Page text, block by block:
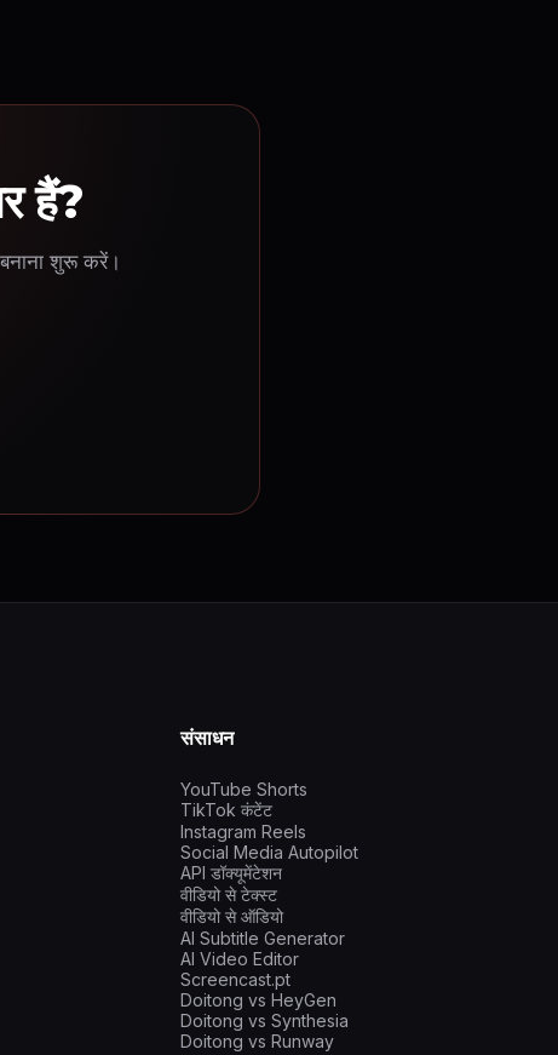
हैं?
शुरू करें।
संसाधन
YouTube Shorts
TikTok कंटेंट
Instagram Reels
Social Media Autopilot
API डॉक्यूमेंटेशन
वीडियो से टेक्स्ट
वीडियो से ऑडियो
AI Subtitle Generator
AI Video Editor
Screencast.pt
Doitong vs HeyGen
Doitong vs Synthesia
Doitong vs Runway